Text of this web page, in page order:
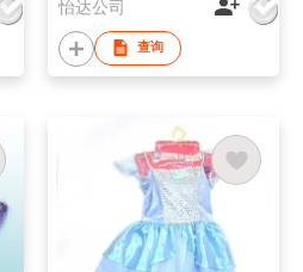
怡达公司
查询